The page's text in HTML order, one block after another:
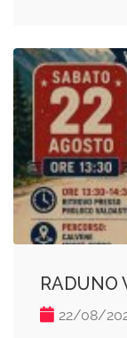
RADUNO
22/08/